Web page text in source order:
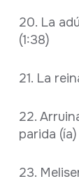
20. La
(1:38)
21. La
22.
parida
23.